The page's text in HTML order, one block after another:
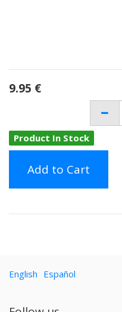
9.95 €
Product In Stock
Add to Cart
English Español